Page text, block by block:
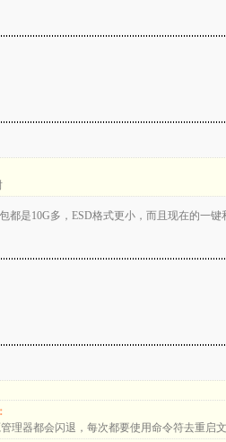
都是10G多，ESD格式更小，而且现在的一
理器都会闪退，每次都要使用命令符去重启